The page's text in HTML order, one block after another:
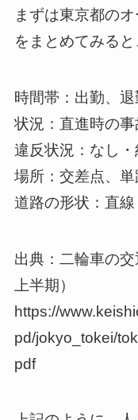
まずは東京都の
をまとめてみると
時間帯：出勤、
状況：直進時の
違反状況：なし・
場所：交差点、
道路の形状：直線
出典：二輪車の
上半期）
https://
pd/jokyo_tokei/
pdf